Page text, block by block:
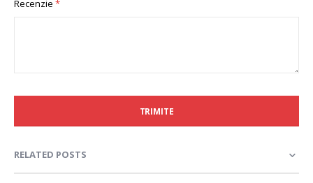
Recenzie
TRIMITE
RELATED POSTS